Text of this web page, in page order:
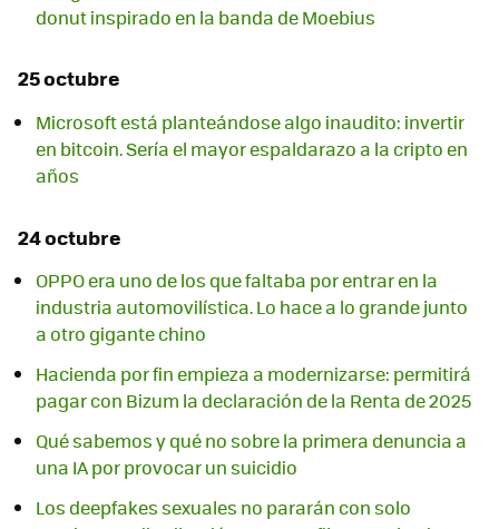
donut inspirado en la banda de Moebius
25 octubre
Microsoft está planteándose algo inaudito: invertir
en bitcoin. Sería el mayor espaldarazo a la cripto en
años
24 octubre
OPPO era uno de los que faltaba por entrar en la
industria automovilística. Lo hace a lo grande junto
a otro gigante chino
Hacienda por fin empieza a modernizarse: permitirá
pagar con Bizum la declaración de la Renta de 2025
Qué sabemos y qué no sobre la primera denuncia a
una IA por provocar un suicidio
Los deepfakes sexuales no pararán con solo